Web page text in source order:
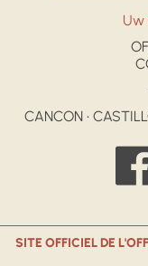
Uw
CANCON •
SITE OFFICIEL DE